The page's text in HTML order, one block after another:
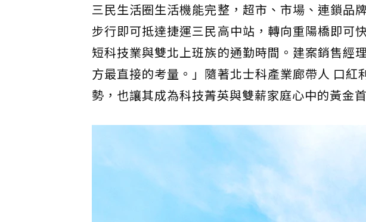
三民生活圈生活機能完整，超市、市場、連鎖品
步行即可抵達捷運三民高中站，轉向重陽橋即可
短科技業與雙北上班族的通勤時間。建案銷售經
方最直接的考量。」隨著北士科產業廊帶人 口
勢，也讓其成為科技菁英與雙薪家庭心中的黃金